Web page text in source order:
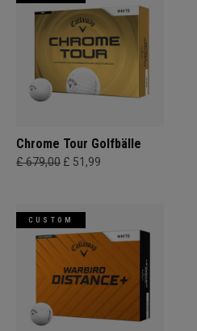
Chrome Tour Golfbälle
£ 679,00 £ 51,99
CUSTOM